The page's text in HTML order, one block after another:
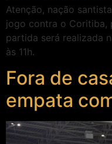
Atenção, nação
jogo contra o Coritiba,
partida será realizada
às 11h.
Fora de
empata